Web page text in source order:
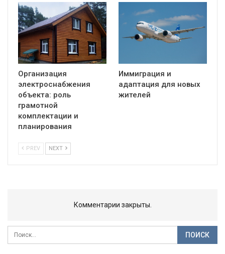
Организация
электроснабжения
объекта: роль
грамотной
комплектации и
планирования
Иммиграция и
адаптация для новых
жителей
PREV NEXT
Комментарии закрыты.